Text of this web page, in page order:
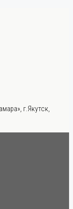
г.Якутск,